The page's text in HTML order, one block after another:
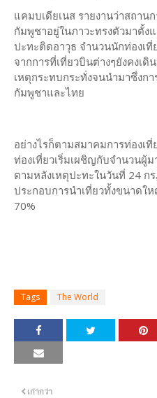
แคมบเดียเนส รายงานว่าสถาน
กัมพูชาอยู่ในภาวะทรงตัวมาตั้ง
ปะทะติดอาวุธ จำนวนนักท่องเ
จากการที่เที่ยวบินต่างๆยังคงเ
เหตุกระทบกระทั่งจนนำมาซึ่งก
กัมพูชาและไทย
อย่างไรก็ตามสมาคมการท่องเ
ท่องเที่ยวเริ่มเผชิญกับจำนวนผู้
ตามหลังเหตุปะทะในวันที่ 24 ก
ประกอบการนำเที่ยวทั้งขนาดใ
70%
Tags The World
เก่ากว่า